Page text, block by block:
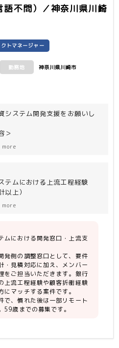
語不問）／神奈川県川崎
トマネージャー
勤務地 神奈川県川崎市
システム開発支援をお願いし
＞
（2〜3名）の取り纏め
り、進捗管理
more
テムにおける上流工程経験
以上）
ザとの折衝、調整経験
知識、または融資システム開
more
ムにおける開発窓口・上流支
発側の調整窓口として、要件
・見積対応に加え、メンバー
をご担当いただきます。銀行
上流工程経験や顧客折衝経験
にマッチする案件です。
で、慣れた後は一部リモート
59歳までの募集です。